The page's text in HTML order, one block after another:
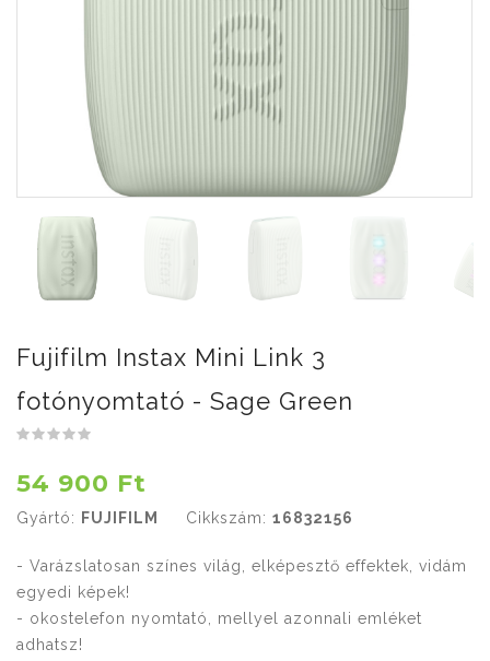
Fujifilm Instax Mini Link 3
fotónyomtató - Sage Green
54 900 Ft
Gyártó: FUJIFILM Cikkszám: 16832156
- Varázslatosan színes világ, elképesztő effektek, vidám
egyedi képek!
- okostelefon nyomtató, mellyel azonnali emléket
adhatsz!